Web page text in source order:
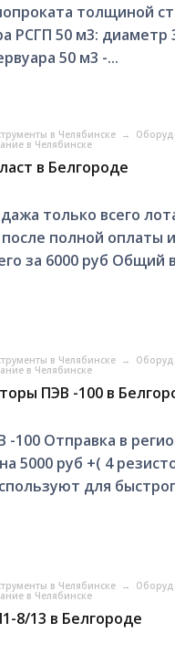
толщиной
РСГП 50 м3: диаметр
50 м3 -...
в Челябинске →
в Челябинске
в Белгороде
только всего
полной оплаты
за 6000 руб Общий
в Челябинске →
в Челябинске
ПЭВ -100 в
Отправка в
5000 руб +( 4
для
в Челябинске →
в Челябинске
8/13 в Белгороде